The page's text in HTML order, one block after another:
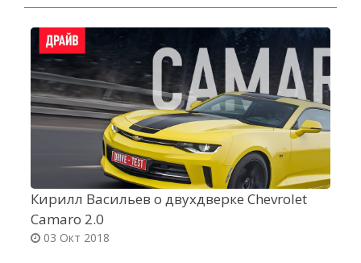
Кирилл Васильев о двухдверке Chevrolet
Camaro 2.0
03 Окт 2018